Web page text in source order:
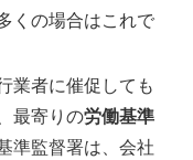
くの場合はこれで
業者に催促しても
最寄りの労働基準
準監督署は、会社